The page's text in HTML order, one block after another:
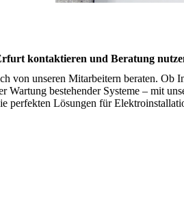
kontaktieren und Beratung
von unseren Mitarbeitern beraten. Ob
Wartung bestehender Systeme – mit
perfekten Lösungen für